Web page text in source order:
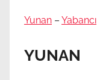
Yunan – Yabancı
YUNAN